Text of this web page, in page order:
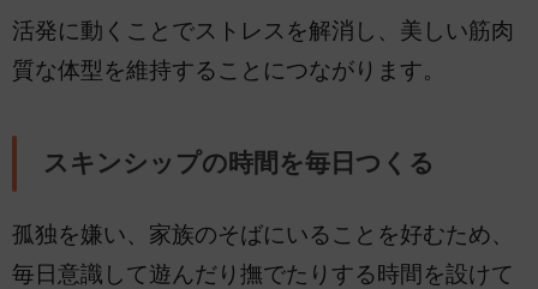
活発に動くことでストレスを解消し、美しい筋肉
質な体型を維持することにつながります。
スキンシップの時間を毎日つくる
孤独を嫌い、家族のそばにいることを好むため、
毎日意識して遊んだり撫でたりする時間を設けて